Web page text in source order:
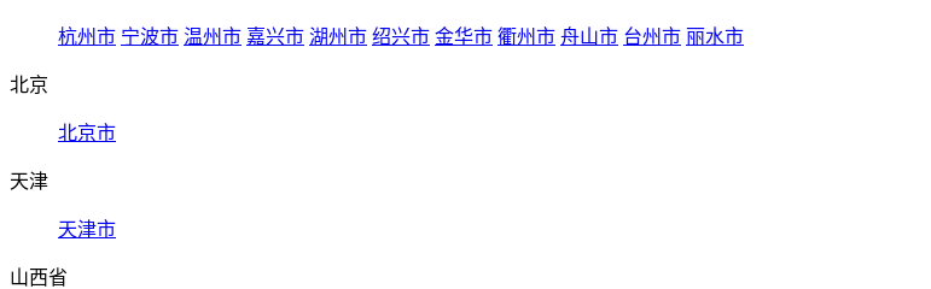
杭州市 宁波市 温州市 嘉兴市 湖州市 绍兴市 金华市 衢州市 舟山市 台州市 丽水市
北京
北京市
天津
天津市
山西省